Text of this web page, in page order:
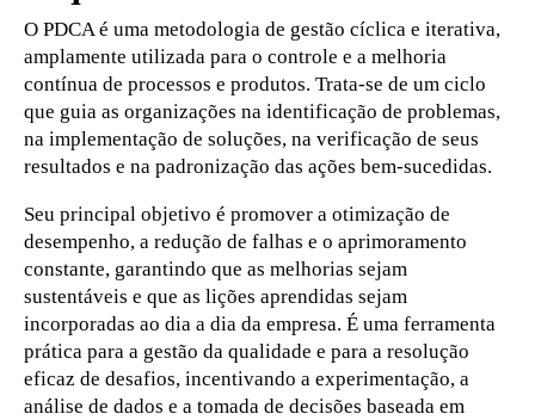
O PDCA é uma metodologia de gestão cíclica e iterativa,
amplamente utilizada para o controle e a melhoria
contínua de processos e produtos. Trata-se de um ciclo
que guia as organizações na identificação de problemas,
na implementação de soluções, na verificação de seus
resultados e na padronização das ações bem-sucedidas.
Seu principal objetivo é promover a otimização de
desempenho, a redução de falhas e o aprimoramento
constante, garantindo que as melhorias sejam
sustentáveis e que as lições aprendidas sejam
incorporadas ao dia a dia da empresa. É uma ferramenta
prática para a gestão da qualidade e para a resolução
eficaz de desafios, incentivando a experimentação, a
análise de dados e a tomada de decisões baseada em